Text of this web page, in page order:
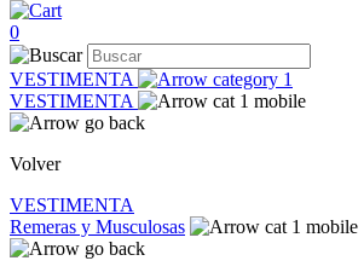
0
VESTIMENTA
VESTIMENTA
Volver
VESTIMENTA
Remeras y Musculosas